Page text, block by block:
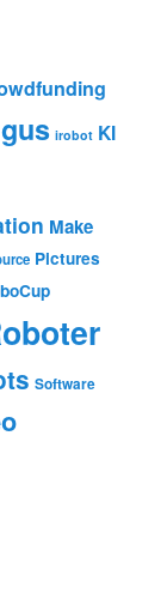
irobot KI
Make
Pictures
Software